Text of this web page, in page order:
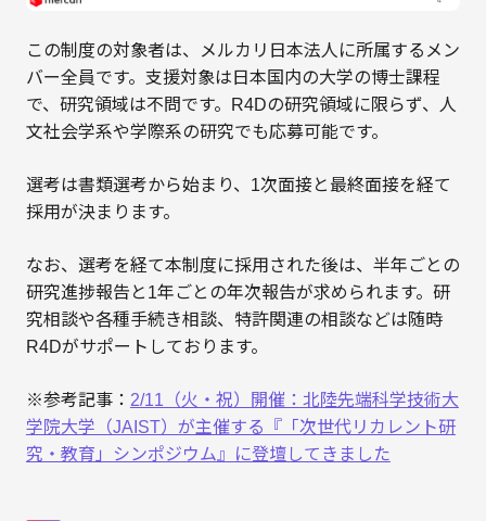
この制度の対象者は、メルカリ日本法人に所属するメン
バー全員です。支援対象は日本国内の大学の博士課程
で、研究領域は不問です。R4Dの研究領域に限らず、人
文社会学系や学際系の研究でも応募可能です。
選考は書類選考から始まり、1次面接と最終面接を経て
採用が決まります。
なお、選考を経て本制度に採用された後は、半年ごとの
研究進捗報告と1年ごとの年次報告が求められます。研
究相談や各種手続き相談、特許関連の相談などは随時
R4Dがサポートしております。
※参考記事： 2/11（火・祝）開催：北陸先端科学技術大
学院大学（JAIST）が主催する『「次世代リカレント研
究・教育」シンポジウム』に登壇してきました